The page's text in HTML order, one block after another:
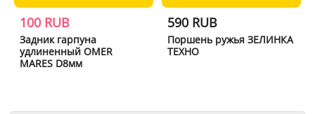
100 RUB
Задник гарпуна
удлиненный OMER
MARES D8мм
590 RUB
Поршень ружья ЗЕЛИНКА
ТЕХНО